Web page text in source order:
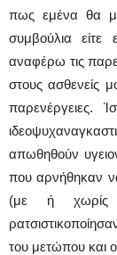
πως εμένα θα
συμβούλια είτε
αναφέρω τις
στους ασθενείς
παρενέργειες.
απωθηθούν
που αρνήθηκαν
(με ή χωρίς
του μετώπου και